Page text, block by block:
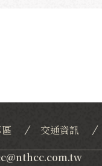
交通資訊